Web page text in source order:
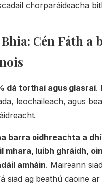
chorparáideacha
Cén Fáth
dá torthaí agus glasraí.
leochaileach, agus
barra oidhreachta a
mhara, luibh ghráidh,
amháin. Maireann
siad ag beathú daoine